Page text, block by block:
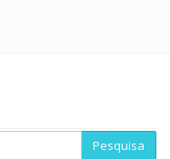
Pesquisa